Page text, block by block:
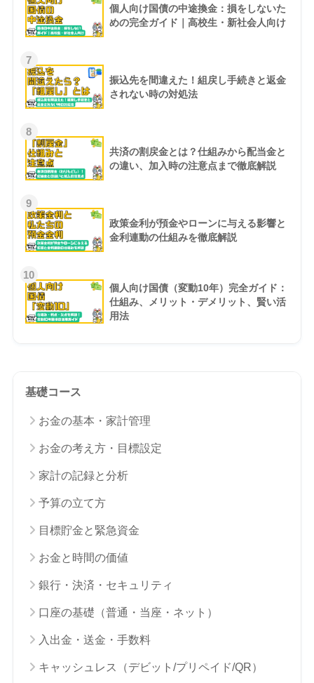
個人向け国債の中途換金：損をしないた
めの完全ガイド｜高校生・新社会人向け
7
振込先を間違えた！組戻し手続きと返金
されない時の対処法
8
共済の割戻金とは？仕組みから配当金と
の違い、加入時の注意点まで徹底解説
9
政策金利が預金やローンに与える影響と
金利連動の仕組みを徹底解説
10
個人向け国債（変動10年）完全ガイド：
仕組み、メリット・デメリット、賢い活
用法
基礎コース
お金の基本・家計管理
お金の考え方・目標設定
家計の記録と分析
予算の立て方
目標貯金と緊急資金
お金と時間の価値
銀行・決済・セキュリティ
口座の基礎（普通・当座・ネット）
入出金・送金・手数料
キャッシュレス（デビット/プリペイド/QR）